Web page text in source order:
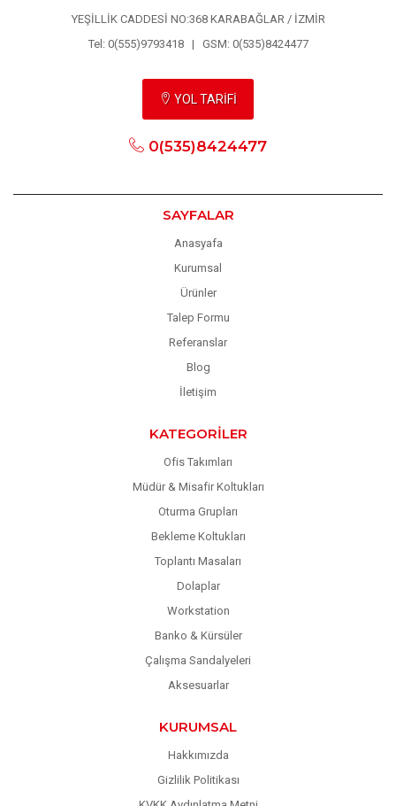
YEŞİLLİK CADDESİ NO:368 KARABAĞLAR / İZMİR
Tel: 0(555)9793418 | GSM: 0(535)8424477
YOL TARİFİ
0(535)8424477
SAYFALAR
Anasyafa
Kurumsal
Ürünler
Talep Formu
Referanslar
Blog
İletişim
KATEGORILER
Ofis Takımları
Müdür & Misafir Koltukları
Oturma Grupları
Bekleme Koltukları
Toplantı Masaları
Dolaplar
Workstation
Banko & Kürsüler
Çalışma Sandalyeleri
Aksesuarlar
KURUMSAL
Hakkımızda
Gizlilik Politikası